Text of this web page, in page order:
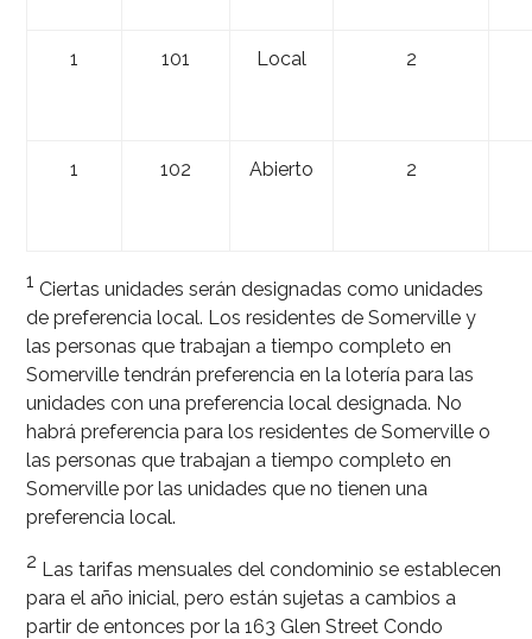
1 101 Local 2
1 102 Abierto 2
1 Ciertas unidades serán designadas como unidades
de preferencia local. Los residentes de Somerville y
las personas que trabajan a tiempo completo en
Somerville tendrán preferencia en la lotería para las
unidades con una preferencia local designada. No
habrá preferencia para los residentes de Somerville o
las personas que trabajan a tiempo completo en
Somerville por las unidades que no tienen una
preferencia local.
2 Las tarifas mensuales del condominio se establecen
para el año inicial, pero están sujetas a cambios a
partir de entonces por la 163 Glen Street Condo